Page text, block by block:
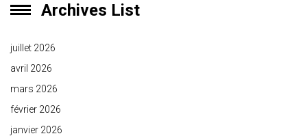
Archives List
juillet 2026
avril 2026
mars 2026
février 2026
janvier 2026